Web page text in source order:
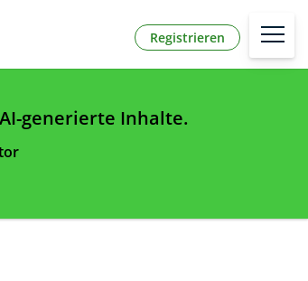
Registrieren
generierte Inhalte.